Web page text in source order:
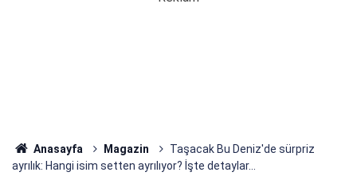
Anasayfa Magazin
Taşacak Bu Deniz'de sürpriz
ayrılık: Hangi isim setten ayrılıyor? İşte detaylar...